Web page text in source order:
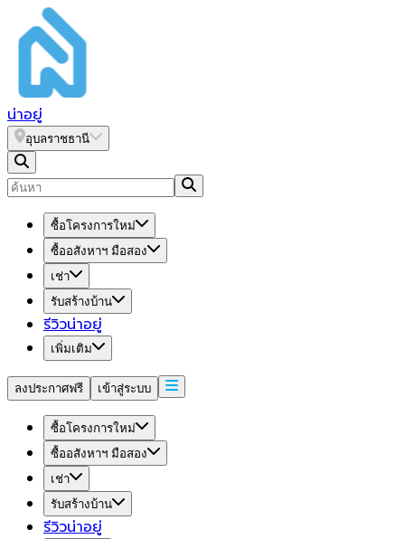
น่าอยู่
อุบลราชธานี
ซื้อโครงการใหม่
ซื้ออสังหาฯ มือสอง
เช่า
รับสร้างบ้าน
รีวิวน่าอยู่
เพิ่มเติม
ลงประกาศฟรี เข้าสู่ระบบ
ซื้อโครงการใหม่
ซื้ออสังหาฯ มือสอง
เช่า
รับสร้างบ้าน
รีวิวน่าอยู่